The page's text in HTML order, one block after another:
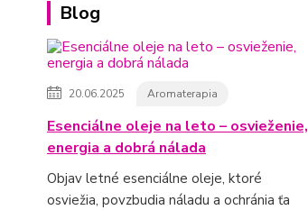
Blog
20.06.2025 Aromaterapia
Esenciálne oleje na leto – osvieženie,
energia a dobrá nálada
Objav letné esenciálne oleje, ktoré
osviežia, povzbudia náladu a ochránia ťa